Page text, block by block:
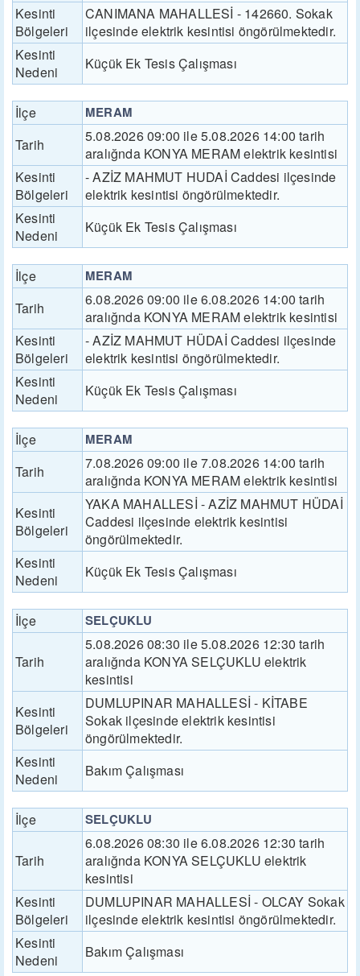
Kesinti
Bölgeleri
CANIMANA MAHALLESİ - 142660. Sokak
ilçesinde elektrik kesintisi öngörülmektedir.
Kesinti
Nedeni
Küçük Ek Tesis Çalışması
İlçe MERAM
Tarih
5.08.2026 09:00 ile 5.08.2026 14:00 tarih
aralığnda KONYA MERAM elektrik kesintisi
Kesinti
Bölgeleri
- AZİZ MAHMUT HUDAİ Caddesi ilçesinde
elektrik kesintisi öngörülmektedir.
Kesinti
Nedeni
Küçük Ek Tesis Çalışması
İlçe MERAM
Tarih
6.08.2026 09:00 ile 6.08.2026 14:00 tarih
aralığnda KONYA MERAM elektrik kesintisi
Kesinti
Bölgeleri
- AZİZ MAHMUT HÜDAİ Caddesi ilçesinde
elektrik kesintisi öngörülmektedir.
Kesinti
Nedeni
Küçük Ek Tesis Çalışması
İlçe MERAM
Tarih
7.08.2026 09:00 ile 7.08.2026 14:00 tarih
aralığnda KONYA MERAM elektrik kesintisi
Kesinti
Bölgeleri
YAKA MAHALLESİ - AZİZ MAHMUT HÜDAİ
Caddesi ilçesinde elektrik kesintisi
öngörülmektedir.
Kesinti
Nedeni
Küçük Ek Tesis Çalışması
İlçe SELÇUKLU
Tarih
5.08.2026 08:30 ile 5.08.2026 12:30 tarih
aralığnda KONYA SELÇUKLU elektrik
kesintisi
Kesinti
Bölgeleri
DUMLUPINAR MAHALLESİ - KİTABE
Sokak ilçesinde elektrik kesintisi
öngörülmektedir.
Kesinti
Nedeni
Bakım Çalışması
İlçe SELÇUKLU
Tarih
6.08.2026 08:30 ile 6.08.2026 12:30 tarih
aralığnda KONYA SELÇUKLU elektrik
kesintisi
Kesinti
Bölgeleri
DUMLUPINAR MAHALLESİ - OLCAY Sokak
ilçesinde elektrik kesintisi öngörülmektedir.
Kesinti
Nedeni
Bakım Çalışması